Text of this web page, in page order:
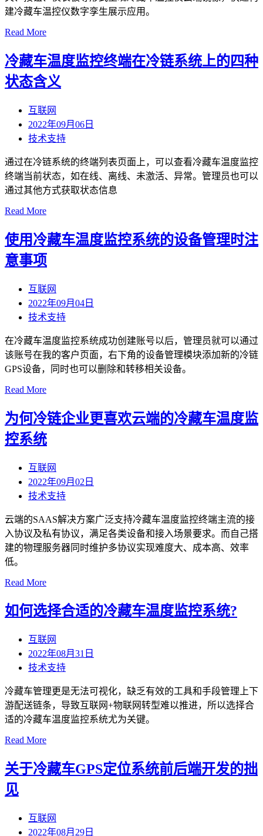
建冷藏车温控仪数字孪生展示应用。
Read More
冷藏车温度监控终端在冷链系统上的四种
状态含义
互联网
2022年09月06日
技术支持
通过在冷链系统的终端列表页面上，可以查看冷藏车温度监控
终端当前状态，如在线、离线、未激活、异常。管理员也可以
通过其他方式获取状态信息
Read More
使用冷藏车温度监控系统的设备管理时注
意事项
互联网
2022年09月04日
技术支持
在冷藏车温度监控系统成功创建账号以后，管理员就可以通过
该账号在我的客户页面，右下角的设备管理模块添加新的冷链
GPS设备，同时也可以删除和转移相关设备。
Read More
为何冷链企业更喜欢云端的冷藏车温度监
控系统
互联网
2022年09月02日
技术支持
云端的SAAS解决方案广泛支持冷藏车温度监控终端主流的接
入协议及私有协议，满足各类设备和接入场景要求。而自己搭
建的物理服务器同时维护多协议实现难度大、成本高、效率
低。
Read More
如何选择合适的冷藏车温度监控系统?
互联网
2022年08月31日
技术支持
冷藏车管理更是无法可视化，缺乏有效的工具和手段管理上下
游配送链条，导致互联网+物联网转型难以推进，所以选择合
适的冷藏车温度监控系统尤为关键。
Read More
关于冷藏车GPS定位系统前后端开发的拙
见
互联网
2022年08月29日